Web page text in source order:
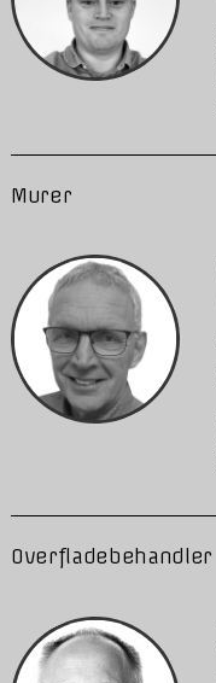
Murer
Overfladebehandler